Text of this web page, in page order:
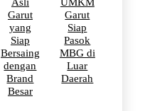
Asli
Garut
yang
Siap
Bersaing
dengan
Brand
Besar
UMKM
Garut
Siap
Pasok
MBG di
Luar
Daerah